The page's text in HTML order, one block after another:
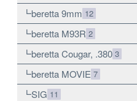
beretta 9mm 12
beretta M93R 2
beretta Cougar, .380 3
beretta MOVIE 7
SIG 11